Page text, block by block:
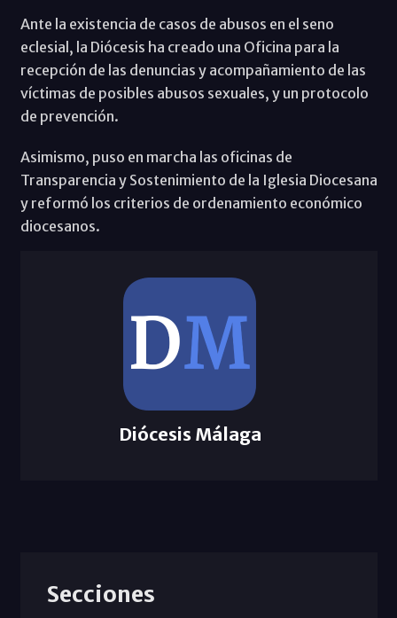
Ante la existencia de casos de abusos en el seno
eclesial, la Diócesis ha creado una Oficina para la
recepción de las denuncias y acompañamiento de las
víctimas de posibles abusos sexuales, y un protocolo
de prevención.
Asimismo, puso en marcha las oficinas de
Transparencia y Sostenimiento de la Iglesia Diocesana
y reformó los criterios de ordenamiento económico
diocesanos.
Diócesis Málaga
Secciones